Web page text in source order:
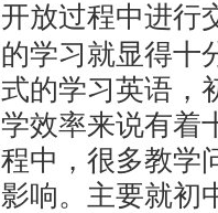
开放过程中进行
的学习就显得十
式的学习英语，
学效率来说有着
程中，很多教学
影响。主要就初